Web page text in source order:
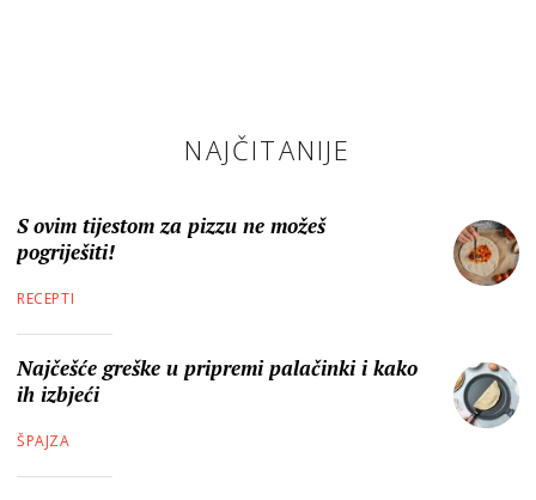
NAJČITANIJE
S ovim tijestom za pizzu ne možeš
pogriješiti!
RECEPTI
Najčešće greške u pripremi palačinki i kako
ih izbjeći
ŠPAJZA